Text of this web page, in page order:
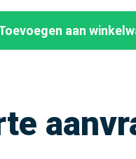
aan